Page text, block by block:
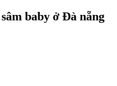
baby ở Đà nẵng